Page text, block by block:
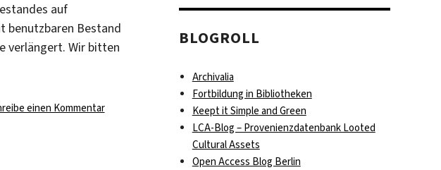
auf
benutzbaren Bestand
verlängert. Wir bitten
einen Kommentarzu
BLOGROLL
Archivalia
Fortbildung in Bibliotheken
Keept it Simple and Green
LCA-Blog – Provenienzdatenbank Looted
Cultural Assets
Open Access Blog Berlin